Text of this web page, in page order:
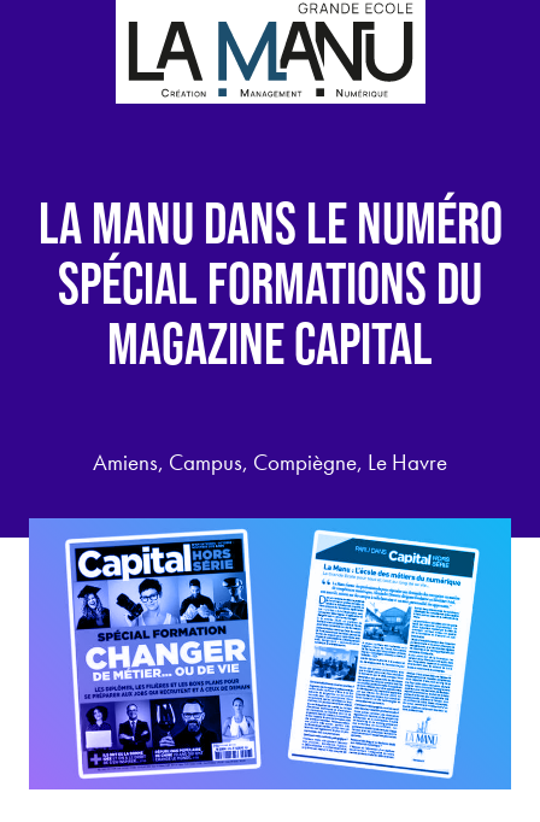
LA MANU DANS LE NUMÉRO
SPÉCIAL FORMATIONS DU
MAGAZINE CAPITAL
Amiens, Campus, Compiègne, Le Havre